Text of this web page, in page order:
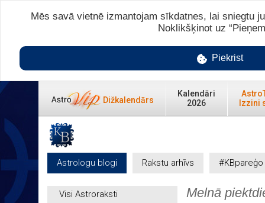
Dižkalendārs
Kalendāri
2026
Izzini
Astrologu blogi Rakstu arhīvs #KBpareģo
Visi Astroraksti
Melnā
Mēs savā vietnē izmantojam sīkdatnes, lai sniegtu
Noklikšķinot uz
Piekrist